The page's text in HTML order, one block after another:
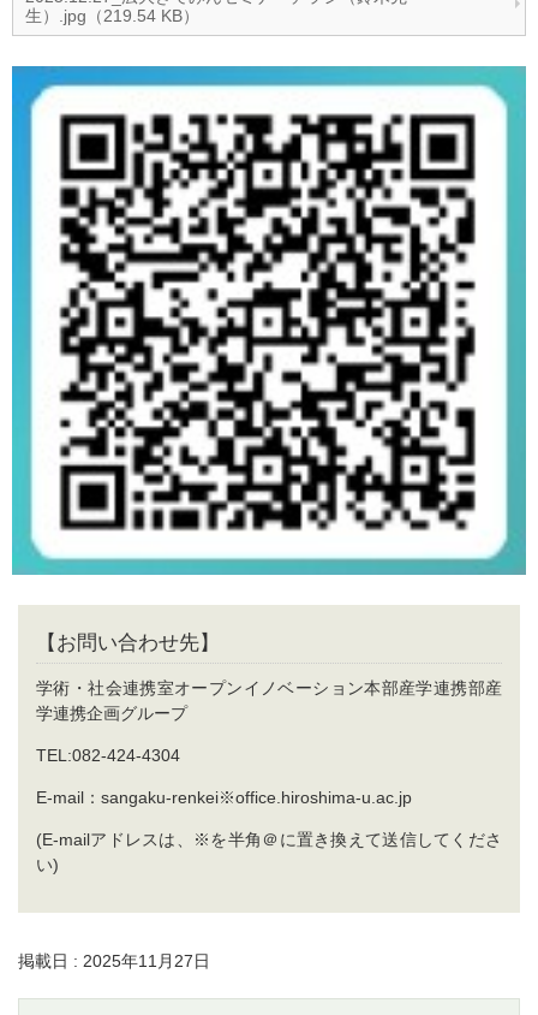
生）.jpg（219.54 KB）
【お問い合わせ先】
学術・社会連携室オープンイノベーション本部産学連携部産
学連携企画グループ
TEL:082-424-4304
E-mail：sangaku-renkei※office.hiroshima-u.ac.jp
(E-mailアドレスは、※を半角＠に置き換えて送信してくださ
い)
掲載日 : 2025年11月27日